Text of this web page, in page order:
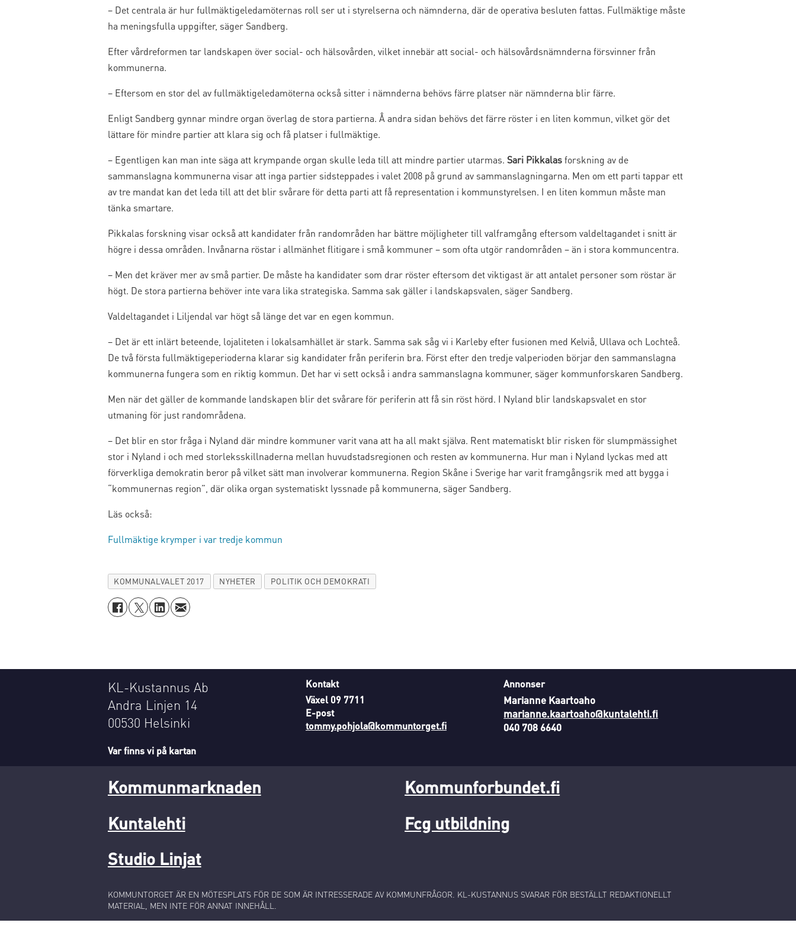
– Det centrala är hur fullmäktigeledamöternas roll ser ut i styrelserna och nämnderna, där de operativa besluten fattas. Fullmäktige måste
ha meningsfulla uppgifter, säger Sandberg.
Efter vårdreformen tar landskapen över social- och hälsovården, vilket innebär att social- och hälsovårdsnämnderna försvinner från
kommunerna.
– Eftersom en stor del av fullmäktigeledamöterna också sitter i nämnderna behövs färre platser när nämnderna blir färre.
Enligt Sandberg gynnar mindre organ överlag de stora partierna. Å andra sidan behövs det färre röster i en liten kommun, vilket gör det
lättare för mindre partier att klara sig och få platser i fullmäktige.
– Egentligen kan man inte säga att krympande organ skulle leda till att mindre partier utarmas. Sari Pikkalasforskning av de
sammanslagna kommunerna visar att inga partier sidsteppades i valet 2008 på grund av sammanslagningarna. Men om ett parti tappar ett
av tre mandat kan det leda till att det blir svårare för detta parti att få representation i kommunstyrelsen. I en liten kommun måste man
tänka smartare.
Pikkalas forskning visar också att kandidater från randområden har bättre möjligheter till valframgång eftersom valdeltagandet i snitt är
högre i dessa områden. Invånarna röstar i allmänhet flitigare i små kommuner – som ofta utgör randområden – än i stora kommuncentra.
– Men det kräver mer av små partier. De måste ha kandidater som drar röster eftersom det viktigast är att antalet personer som röstar är
högt. De stora partierna behöver inte vara lika strategiska. Samma sak gäller i landskapsvalen, säger Sandberg.
Valdeltagandet i Liljendal var högt så länge det var en egen kommun.
– Det är ett inlärt beteende, lojaliteten i lokalsamhället är stark. Samma sak såg vi i Karleby efter fusionen med Kelviå, Ullava och Lochteå.
De två första fullmäktigeperioderna klarar sig kandidater från periferin bra. Först efter den tredje valperioden börjar den sammanslagna
kommunerna fungera som en riktig kommun. Det har vi sett också i andra sammanslagna kommuner, säger kommunforskaren Sandberg.
Men när det gäller de kommande landskapen blir det svårare för periferin att få sin röst hörd. I Nyland blir landskapsvalet en stor
utmaning för just randområdena.
– Det blir en stor fråga i Nyland där mindre kommuner varit vana att ha all makt själva. Rent matematiskt blir risken för slumpmässighet
stor i Nyland i och med storleksskillnaderna mellan huvudstadsregionen och resten av kommunerna. Hur man i Nyland lyckas med att
förverkliga demokratin beror på vilket sätt man involverar kommunerna. Region Skåne i Sverige har varit framgångsrik med att bygga i
“kommunernas region”, där olika organ systematiskt lyssnade på kommunerna, säger Sandberg.
Läs också:
Fullmäktige krymper i var tredje kommun
KOMMUNALVALET 2017 NYHETER POLITIK OCH DEMOKRATI
KL-Kustannus Ab
Andra Linjen 14
00530 Helsinki
Var finns vi på kartan
Kontakt
Växel 09 7711
E-post
tommy.pohjola@kommuntorget.fi
Annonser
Marianne Kaartoaho
marianne.kaartoaho@kuntalehti.fi
040 708 6640
Kommunmarknaden
Kuntalehti
Studio Linjat
Kommunforbundet.fi
Fcg utbildning
KOMMUNTORGET ÄR EN MÖTESPLATS FÖR DE SOM ÄR INTRESSERADE AV KOMMUNFRÅGOR. KL-KUSTANNUS SVARAR FÖR BESTÄLLT REDAKTIONELLT
MATERIAL, MEN INTE FÖR ANNAT INNEHÅLL.